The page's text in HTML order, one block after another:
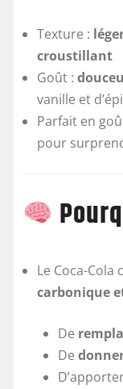
Texture :
croustillant
Goût :
vanille et
Parfait en
pour
Le Coca-Cola
carbonique
De
De